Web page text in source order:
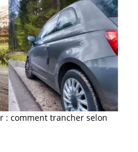
: comment trancher selon